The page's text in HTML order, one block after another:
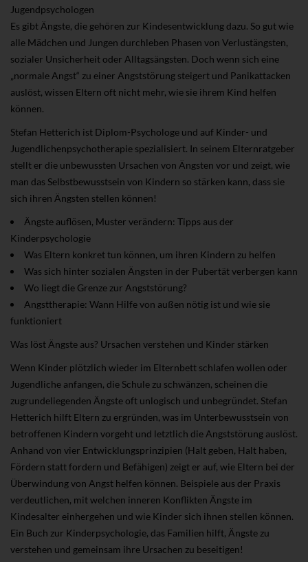
Jugendpsychologen
Es gibt Ängste, die gehören zur Kindesentwicklung dazu. So gut wie
alle Mädchen und Jungen durchleben Phasen von Verlustängsten,
sozialer Unsicherheit oder Alltagsängsten. Doch wenn sich eine
„normale Angst“ zu einer Angststörung steigert und Panikattacken
auslöst, wissen Eltern oft nicht mehr, wie sie ihrem Kind helfen
können.
Stefan Hetterich ist Diplom-Psychologe und auf Kinder- und
Jugendlichenpsychotherapie spezialisiert. In seinem Elternratgeber
stellt er die unbewussten Ursachen von Ängsten vor und zeigt, wie
man das Selbstbewusstsein von Kindern so stärken kann, dass sie
sich ihren Ängsten stellen können!
Ängste auflösen, Muster verändern: Tipps aus der
Kinderpsychologie
Was Eltern konkret tun können, um ihren Kindern zu helfen
Was sich hinter sozialen Ängsten in der Pubertät verbergen kann
Wo liegt die Grenze zur Angststörung?
Angsttherapie: Wann Hilfe von außen nötig ist und wie sie
funktioniert
Was löst Ängste aus? Ursachen verstehen und Kinder stärken
Wenn Kinder plötzlich wieder im Elternbett schlafen wollen oder
Jugendliche anfangen, die Schule zu schwänzen, scheinen die
zugrundeliegenden Ängste oft unlogisch und unbegründet. Stefan
Hetterich hilft Eltern zu ergründen, was im Unterbewusstsein von
betroffenen Kindern vorgeht und letztlich die Angststörung auslöst.
Anhand von vier Entwicklungsprinzipien (Halt geben, Halt haben,
Fördern statt fordern und Befähigen) zeigt er auf, wie Eltern bei der
Überwindung von Angst helfen können. Beispiele aus der Praxis
verdeutlichen, mit welchen inneren Konflikten Ängste im
Kindesalter einhergehen und wie Kinder sich ihnen stellen können.
Ein Buch zur Kinderpsychologie, das Familien hilft, Ängste zu
verstehen und gemeinsam ihre Ursachen zu beseitigen!